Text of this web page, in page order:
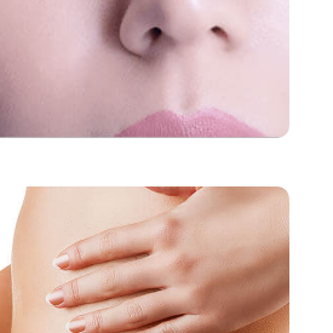
en acnelittekens
Sculpting